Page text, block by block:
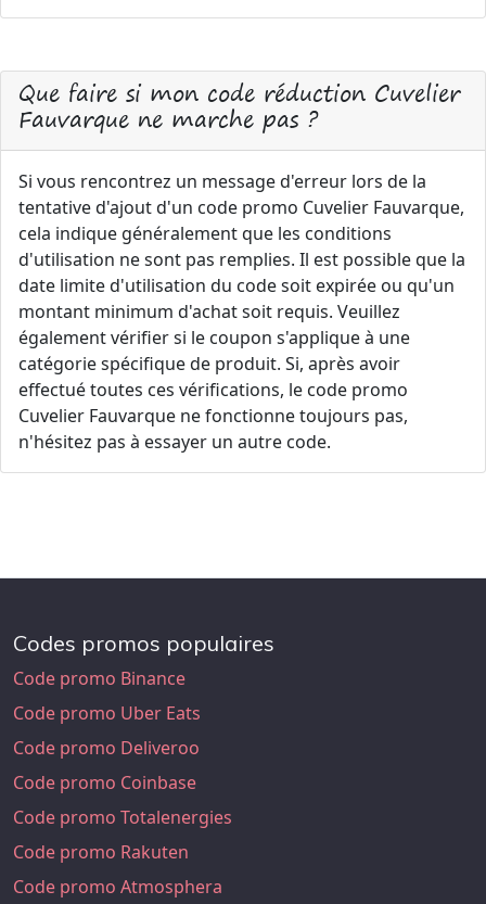
Que faire si mon code réduction Cuvelier
Fauvarque ne marche pas ?
Si vous rencontrez un message d'erreur lors de la
tentative d'ajout d'un code promo Cuvelier Fauvarque,
cela indique généralement que les conditions
d'utilisation ne sont pas remplies. Il est possible que la
date limite d'utilisation du code soit expirée ou qu'un
montant minimum d'achat soit requis. Veuillez
également vérifier si le coupon s'applique à une
catégorie spécifique de produit. Si, après avoir
effectué toutes ces vérifications, le code promo
Cuvelier Fauvarque ne fonctionne toujours pas,
n'hésitez pas à essayer un autre code.
Codes promos populaires
Code promo Binance
Code promo Uber Eats
Code promo Deliveroo
Code promo Coinbase
Code promo Totalenergies
Code promo Rakuten
Code promo Atmosphera